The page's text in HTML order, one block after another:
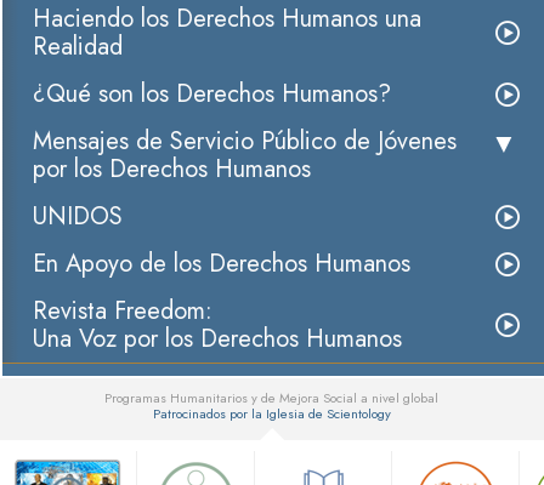
Haciendo los Derechos Humanos una
Realidad
¿Qué son los Derechos Humanos?
Mensajes de Servicio Público de Jóvenes
por los Derechos Humanos
UNIDOS
En Apoyo de los Derechos Humanos
Revista Freedom:
Una Voz por los Derechos Humanos
Programas Humanitarios y de Mejora Social a nivel global
Patrocinados por la Iglesia de Scientology